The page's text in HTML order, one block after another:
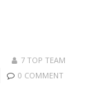
7 TOP TEAM
0 COMMENT